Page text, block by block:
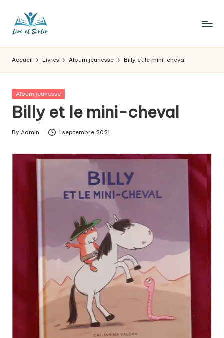
L
ir
e
e
t
s
o
pour
les
goûts,
des
pour
les
Accueil Livres Album jeunesse Billy et le mini-cheval
Posted
Album jeunesse
Billy et le mini-cheval
Posted
By Admin 1 septembre 2021